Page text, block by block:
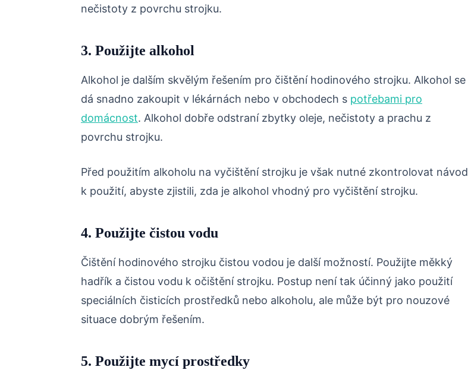
nečistoty z povrchu strojku.
3. Použijte alkohol
Alkohol je dalším skvělým řešením pro čištění hodinového strojku. Alkohol se
dá snadno zakoupit v lékárnách nebo v obchodech s potřebami pro
domácnost. Alkohol dobře odstraní zbytky oleje, nečistoty a prachu z
povrchu strojku.
Před použitím alkoholu na vyčištění strojku je však nutné zkontrolovat návod
k použití, abyste zjistili, zda je alkohol vhodný pro vyčištění strojku.
4. Použijte čistou vodu
Čištění hodinového strojku čistou vodou je další možností. Použijte měkký
hadřík a čistou vodu k očištění strojku. Postup není tak účinný jako použití
speciálních čisticích prostředků nebo alkoholu, ale může být pro nouzové
situace dobrým řešením.
5. Použijte mycí prostředky